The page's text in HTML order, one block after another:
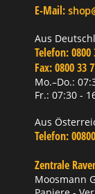
E-Mail:
Aus
Telefon:0800
Fax:0800 33
Mo.–Do.:
Fr.: 07:30 -
Aus
Telefon:
Zentrale
Moosmann